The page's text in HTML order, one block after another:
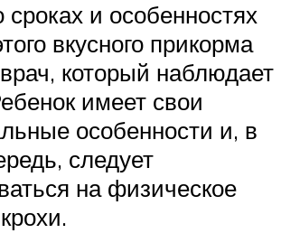
сроках и особенностях
вкусного прикорма
который наблюдает
имеет свои
особенности и, в
следует
на физическое